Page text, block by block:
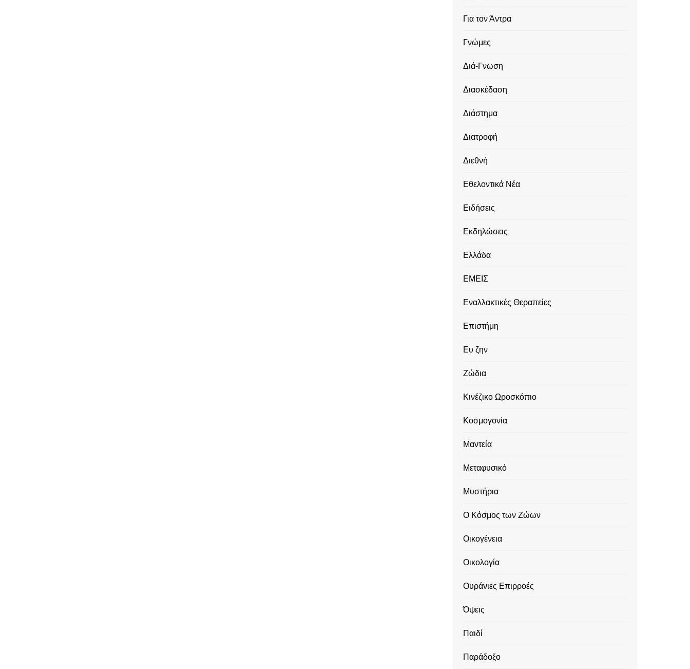
Για τον Άντρα
Γνώμες
Διά-Γνωση
Διασκέδαση
Διάστημα
Διατροφή
Διεθνή
Εθελοντικά Νέα
Ειδήσεις
Εκδηλώσεις
Ελλάδα
ΕΜΕΙΣ
Εναλλακτικές Θεραπείες
Επιστήμη
Ευ ζην
Ζώδια
Κινέζικο Ωροσκόπιο
Κοσμογονία
Μαντεία
Μεταφυσικό
Μυστήρια
Ο Κόσμος των Ζώων
Οικογένεια
Οικολογία
Ουράνιες Επιρροές
Όψεις
Παιδί
Παράδοξο